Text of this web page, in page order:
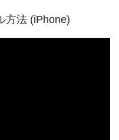
方法 (iPhone)